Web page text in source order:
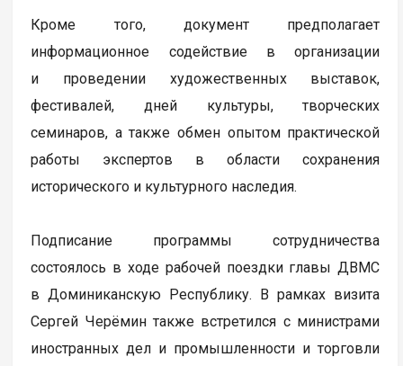
Кроме того, документ предполагает
информационное содействие в организации
и проведении художественных выставок,
фестивалей, дней культуры, творческих
семинаров, а также обмен опытом практической
работы экспертов в области сохранения
исторического и культурного наследия.
Подписание программы сотрудничества
состоялось в ходе рабочей поездки главы ДВМС
в Доминиканскую Республику. В рамках визита
Сергей Черёмин также встретился с министрами
иностранных дел и промышленности и торговли